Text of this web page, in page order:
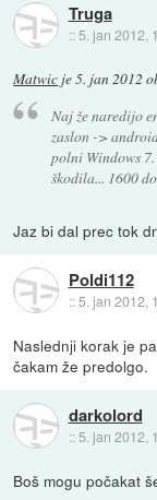
Truga
:: 5. jan 2012,
Matwic je5. jan 2012
Naj že naredijo
zaslon ->
polni Windows
škodila... 1600
Jaz bi dal prec tok
Poldi112
::5. jan 2012,
Naslednji korak je
čakam že predolgo.
darkolord
:: 5. jan 2012,
Boš mogu počakat